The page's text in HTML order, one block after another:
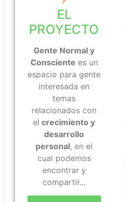
EL
PROYECTO
Gente Normal y
Consciente es un
espacio para gente
interesada en
temas
relacionados con
el crecimiento y
desarrollo
personal, en el
cual podemos
encontrar y
compartir...